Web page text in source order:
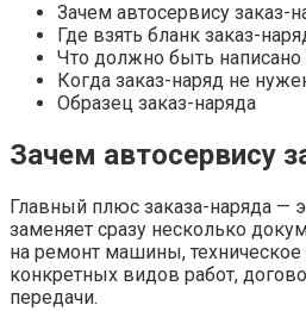
Зачем автосервису заказ-
Где взять бланк заказ-
Что должно быть написано
Когда заказ-наряд не
Образец заказ-наряда
Зачем автосервису
Главный плюс заказа-наряда —
заменяет сразу несколько
на ремонт машины, техническое
конкретных видов работ,
передачи.